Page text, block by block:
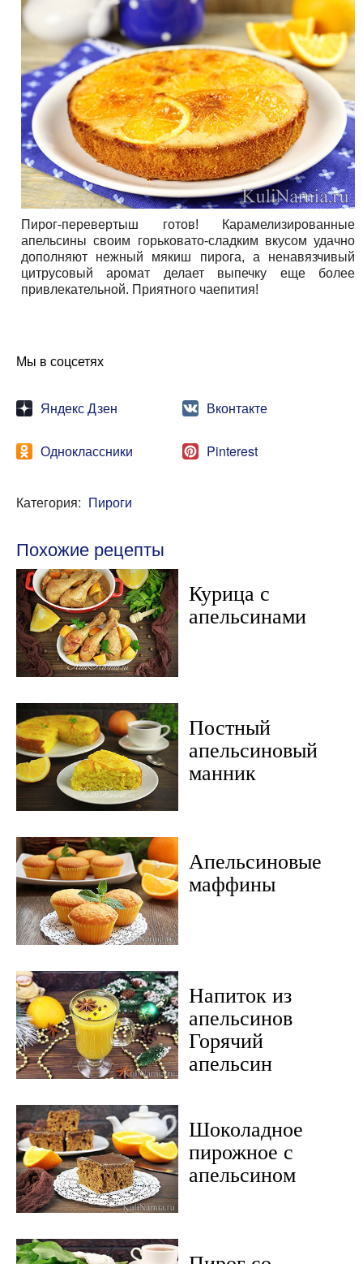
Пирог-перевертыш готов! Карамелизированные
апельсины своим горьковато-сладким вкусом удачно
дополняют нежный мякиш пирога, а ненавязчивый
цитрусовый аромат делает выпечку еще более
привлекательной. Приятного чаепития!
Мы в соцсетях
Яндекс Дзен Вконтакте
Одноклассники Pinterest
Категория: Пироги
Похожие рецепты
Курица с
апельсинами
Постный
апельсиновый
манник
Апельсиновые
маффины
Напиток из
апельсинов
Горячий
апельсин
Шоколадное
пирожное с
апельсином